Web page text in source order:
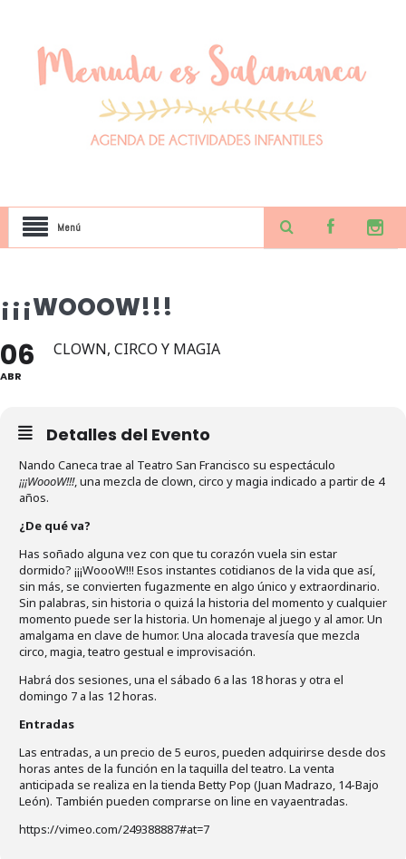
Menú
¡¡¡WOOOW!!!
06
ABR
CLOWN, CIRCO Y MAGIA
Detalles del Evento
Nando Caneca trae al Teatro San Francisco su espectáculo
¡¡¡WoooW!!!, una mezcla de clown, circo y magia indicado a partir de 4
años.
¿De qué va?
Has soñado alguna vez con que tu corazón vuela sin estar
dormido? ¡¡¡WoooW!!! Esos instantes cotidianos de la vida que así,
sin más, se convierten fugazmente en algo único y extraordinario.
Sin palabras, sin historia o quizá la historia del momento y cualquier
momento puede ser la historia. Un homenaje al juego y al amor. Un
amalgama en clave de humor. Una alocada travesía que mezcla
circo, magia, teatro gestual e improvisación.
Habrá dos sesiones, una el sábado 6 a las 18 horas y otra el
domingo 7 a las 12 horas.
Entradas
Las entradas, a un precio de 5 euros, pueden adquirirse desde dos
horas antes de la función en la taquilla del teatro. La venta
anticipada se realiza en la tienda Betty Pop (Juan Madrazo, 14-Bajo
León). También pueden comprarse on line en vayaentradas.
https://vimeo.com/249388887#at=7